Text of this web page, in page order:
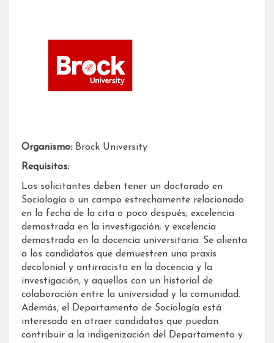
Organismo: Brock University
Requisitos:
Los solicitantes deben tener un doctorado en
Sociología o un campo estrechamente relacionado
en la fecha de la cita o poco después; excelencia
demostrada en la investigación; y excelencia
demostrada en la docencia universitaria. Se alienta
a los candidatos que demuestren una praxis
decolonial y antirracista en la docencia y la
investigación, y aquellos con un historial de
colaboración entre la universidad y la comunidad.
Además, el Departamento de Sociología está
interesado en atraer candidatos que puedan
contribuir a la indigenización del Departamento y